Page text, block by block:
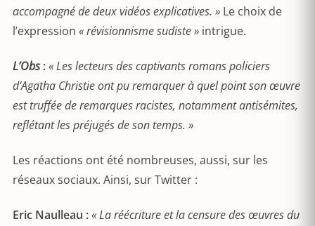
accompagné de deux vidéos explicatives. » Le choix de
l’expression « révisionnisme sudiste » intrigue.
L’Obs:« Les lecteurs des captivants romans policiers
d’Agatha Christie ont pu remarquer à quel point son œuvre
est truffée de remarques racistes, notamment antisémites,
reflétant les préjugés de son temps. »
Les réactions ont été nombreuses, aussi, sur les
réseaux sociaux. Ainsi, sur Twitter :
Eric Naulleau :« La réécriture et la censure des œuvres du